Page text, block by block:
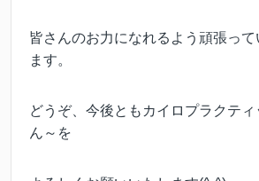
皆さんのお力になれるよう頑張っ
ます。
どうぞ、今後ともカイロプラクテ
ん～を